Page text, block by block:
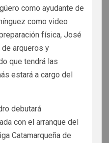
como ayudante de
como video
física, José
de arqueros y
que tendrá las
estará a cargo del
debutará
con el arranque del
Catamarqueña de